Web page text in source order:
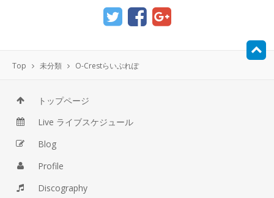
Top 未分類 O-Crestらいぶれぽ
トップページ
Live ライブスケジュール
Blog
Profile
Discography